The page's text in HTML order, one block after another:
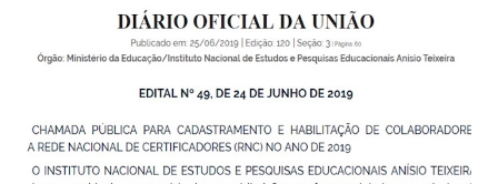
a 5 anos e 11 meses; – CEMEI - Centro Municipal de
Educação Infantil, que recebe crianças de zero a 5 anos e 11
Indígena, e trabalham com cri...